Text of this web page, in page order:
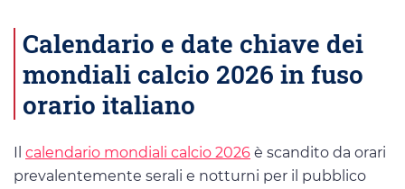
Calendario e date chiave dei
mondiali calcio 2026 in fuso
orario italiano
Il calendario mondiali calcio 2026 è scandito da orari
prevalentemente serali e notturni per il pubblico